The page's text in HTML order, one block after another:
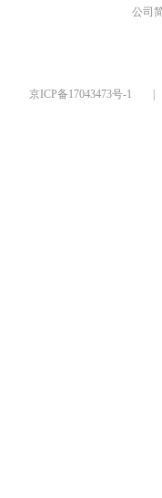
公司
京ICP备17043473号-1